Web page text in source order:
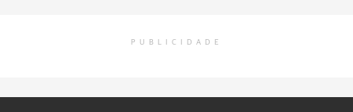
PUBLICIDADE